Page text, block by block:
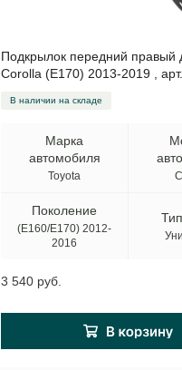
Подкрылок передний правый
Corolla (E170) 2013-2019 , арт.
В наличии на складе
Марка
автомобиля
Toyota
Поколение
(E160/E170) 2012-
2016
3 540 руб.